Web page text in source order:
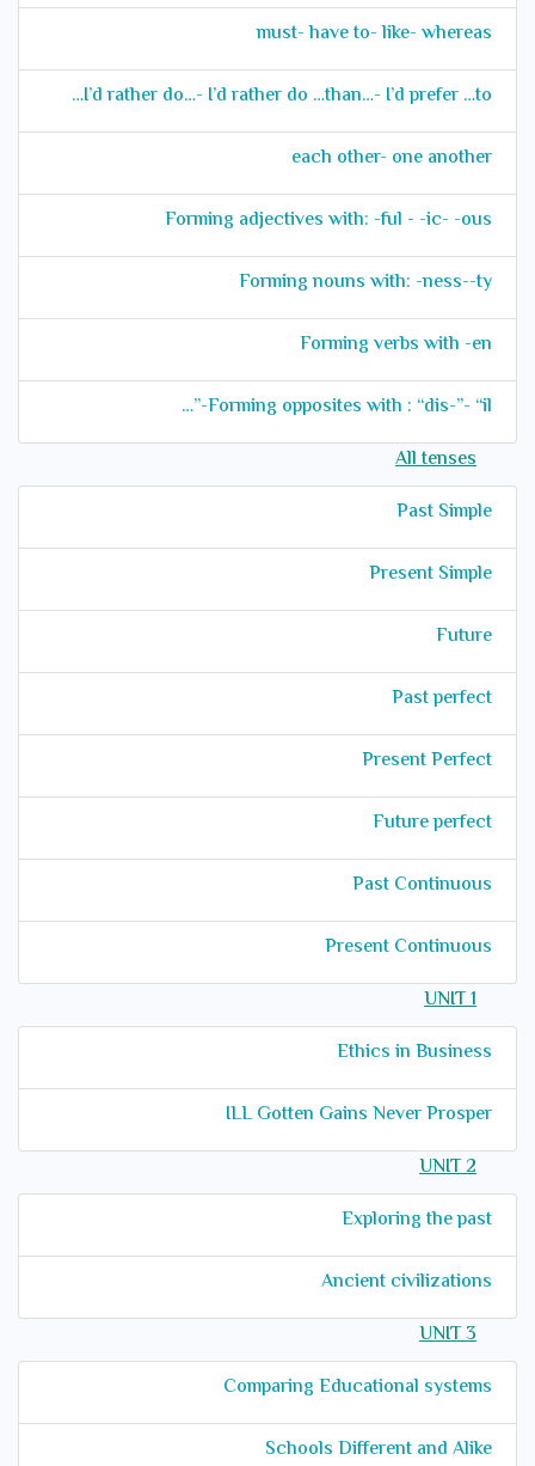
must- have to- like- whereas
I’d rather do…- I’d rather do …than…- I’d prefer …to…
each other- one another
Forming adjectives with: -ful - -ic- -ous
Forming nouns with: -ness--ty
Forming verbs with -en
Forming opposites with : “dis-”- “il-”…
All tenses
Past Simple
Present Simple
Future
Past perfect
Present Perfect
Future perfect
Past Continuous
Present Continuous
UNIT 1
Ethics in Business
ILL Gotten Gains Never Prosper
UNIT 2
Exploring the past
Ancient civilizations
UNIT 3
Comparing Educational systems
Schools Different and Alike